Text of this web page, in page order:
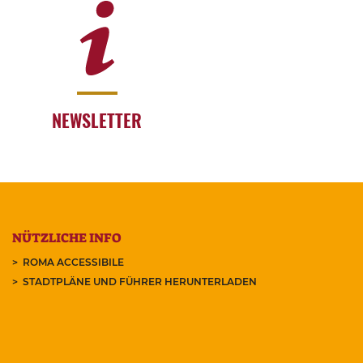
NEWSLETTER
NÜTZLICHE INFO
ROMA ACCESSIBILE
STADTPLÄNE UND FÜHRER HERUNTERLADEN